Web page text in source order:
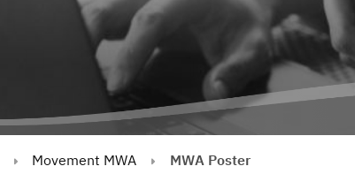
Movement MWA MWA Poster